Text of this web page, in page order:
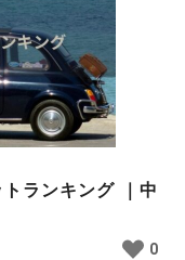
ランキング ｜中
0